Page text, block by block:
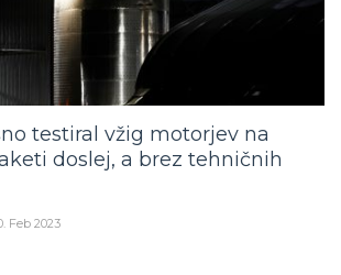
testiral vžig motorjev na
doslej, a brez tehničnih
Feb 2023